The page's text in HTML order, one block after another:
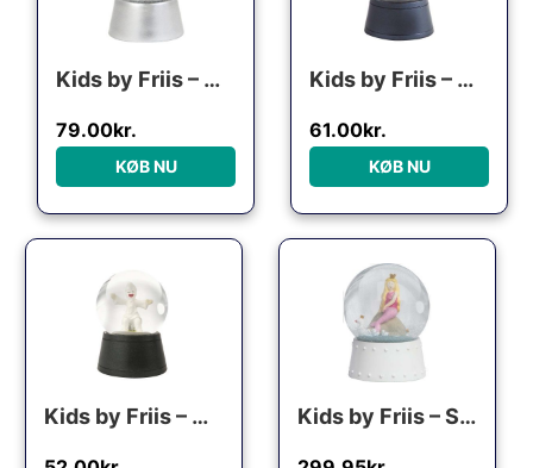
Kids by Friis – Mini snekugle “Den standhaftige tinsoldat”
79.00kr.
KØB NU
Kids by Friis – Mini Snekugle, Skilderhus
61.00kr.
KØB NU
Kids by Friis – Mini Snekugle, Pjerrot
Den oprindelige pris var: 99.95kr..
Den aktuelle pris er: 52.00kr..
Kids by Friis – Snekugle, Den lille Havfrue